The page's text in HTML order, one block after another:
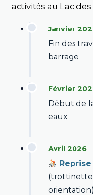
activités au Lac
Janvier
Fin des
barrage
Février
Début de
eaux
Avril 2026
orientation)